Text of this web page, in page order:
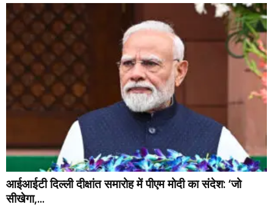
आईआईटी दिल्ली दीक्षांत समारोह में पीएम मोदी का संदेश: ‘जो
सीखेगा,...